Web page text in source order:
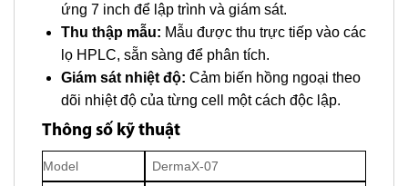
ứng 7 inch để lập trình và giám sát.
Thu thập mẫu: Mẫu được thu trực tiếp vào các
lọ HPLC, sẵn sàng để phân tích.
Giám sát nhiệt độ: Cảm biến hồng ngoại theo
dõi nhiệt độ của từng cell một cách độc lập.
Thông số kỹ thuật
Model DermaX-07